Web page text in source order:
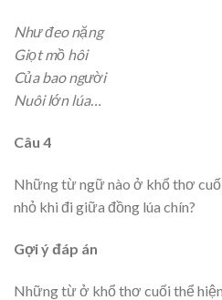
Như đeo nặng
Giọt mồ hôi
Của bao người
Nuôi lớn lúa…
Câu 4
Những từ ngữ nào ở khổ thơ
nhỏ khi đi giữa đồng lúa chín?
Gợi ý đáp án
Những từ ở khổ thơ cuối thể